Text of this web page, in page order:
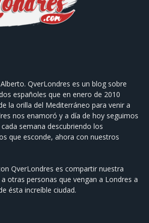
QverLondres es un blog sobre
españoles que en enero de 2010
la orilla del Mediterráneo para venir a
nos enamoró y a día de hoy seguimos
semana descubriendo los
que esconde, ahora con nuestros
QverLondres es compartir nuestra
otras personas que vengan a Londres a
ésta increíble ciudad.